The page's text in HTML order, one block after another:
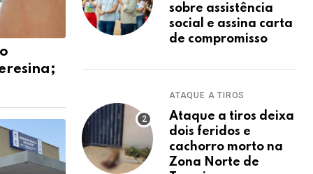
sobre assistência
social e assina carta
de compromisso
ATAQUE A TIROS
Ataque a tiros deixa
dois feridos e
cachorro morto na
Zona Norte de